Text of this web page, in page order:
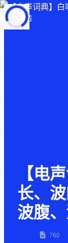
页面加载中
【电
长、
波腹
760